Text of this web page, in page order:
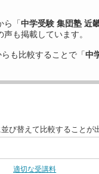
ら「中学受験 集団塾 近
も掲載しています。
も比較することで「中
び替えて比較することが
適切な受講料